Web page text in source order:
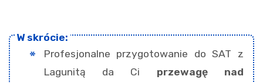
Profesjonalne przygotowanie do SAT z
Lagunitą da Ci przewagę nad